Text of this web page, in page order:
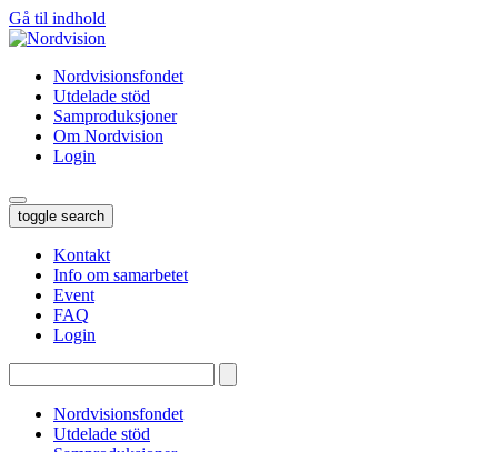
Gå til indhold
Nordvisionsfondet
Utdelade stöd
Samproduksjoner
Om Nordvision
Login
toggle search
Kontakt
Info om samarbetet
Event
FAQ
Login
enter
Nordvisionsfondet
Utdelade stöd